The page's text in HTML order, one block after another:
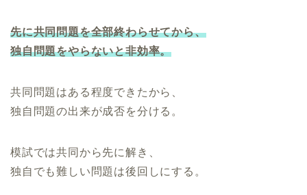
先に共同問題を全部終わらせてから、
独自問題をやらないと非効率。
共同問題はある程度できたから、
独自問題の出来が成否を分ける。
模試では共同から先に解き、
独自でも難しい問題は後回しにする。